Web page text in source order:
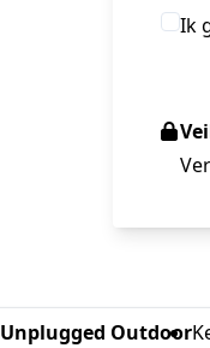
Ik
Unplugged Outdoor